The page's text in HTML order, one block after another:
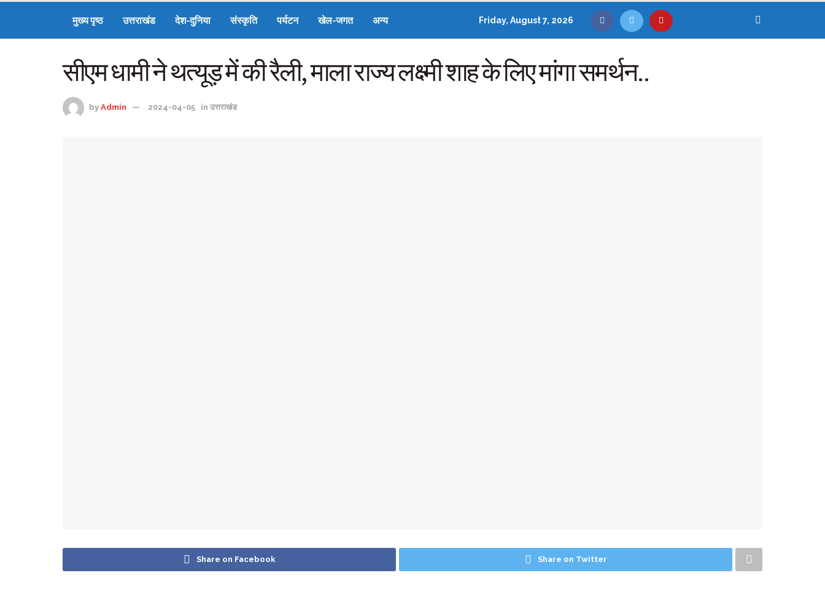
मुख्य पृष्ठ उत्तराखंड देश-दुनिया संस्कृति पर्यटन खेल-जगत अन्य Friday, August 7, 2026
सीएम धामी ने थत्यूड़ में की रैली, माला राज्य लक्ष्मी शाह के लिए मांगा समर्थन..
by Admin 2024-04-05 in उत्तराखंड
Share on Facebook Share on Twitter